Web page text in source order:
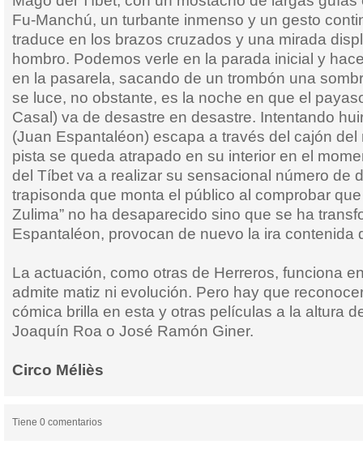
Fu-Manchú, un turbante inmenso y un gesto
traduce en los brazos cruzados y una mirada
hombro. Podemos verle en la parada inicial y
en la pasarela, sacando de un trombón una
se luce, no obstante, es la noche en que el
Casal) va de desastre en desastre. Intentando
(Juan Espantaléon) escapa a través del cajón del
pista se queda atrapado en su interior en el
del Tíbet va a realizar su sensacional número de
trapisonda que monta el público al comprobar
Zulima” no ha desaparecido sino que se ha
Espantaléon, provocan de nuevo la ira contenida
La actuación, como otras de Herreros, funciona
admite matiz ni evolución. Pero hay que
cómica brilla en esta y otras películas a la altura
Joaquín Roa o José Ramón Giner.
Circo Méliès
Tiene 0 comentarios